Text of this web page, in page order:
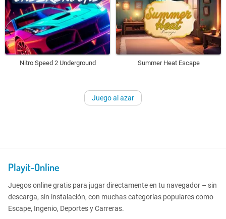
Nitro Speed 2 Underground Summer Heat Escape
Juego al azar
Playit-Online
Juegos online gratis para jugar directamente en tu navegador – sin
descarga, sin instalación, con muchas categorías populares como
Escape, Ingenio, Deportes y Carreras.